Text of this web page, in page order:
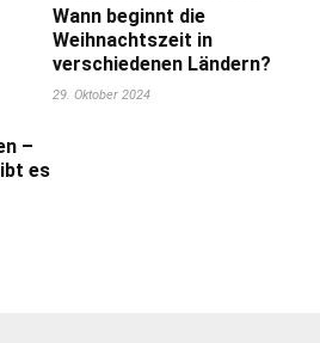
Wann beginnt die
Weihnachtszeit in
verschiedenen Ländern?
29. Oktober 2024
–
es